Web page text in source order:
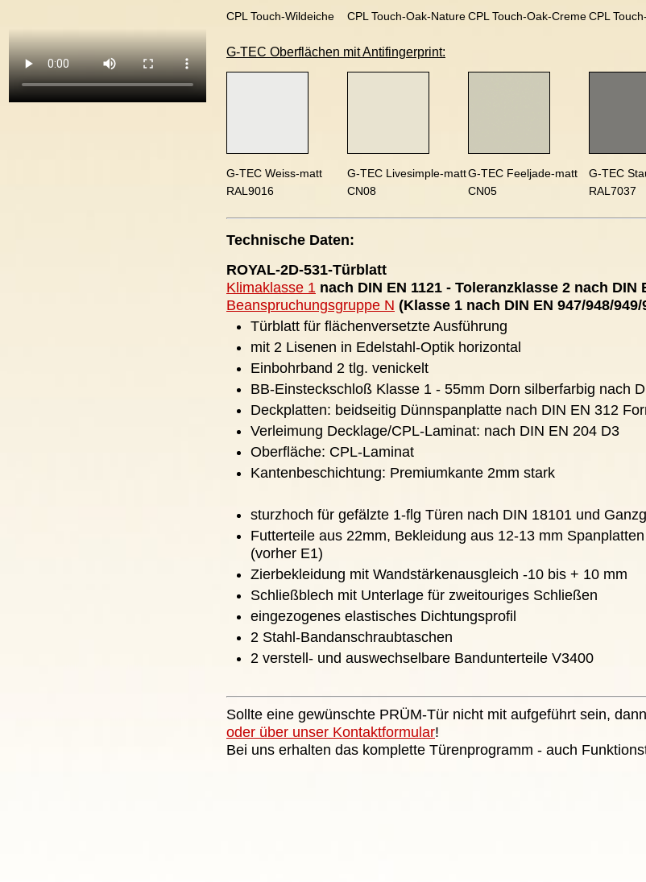
CPL Touch-Wildeiche CPL Touch-Oak-NatureCPL Touch-Oak-CremeCPL
G-TEC Oberflächen mit Antifingerprint:
G-TEC Weiss-matt
RAL9016
G-TEC Livesimple-matt
CN08
G-TEC Feeljade-matt
CN05
G-TEC
RAL7037
Technische Daten:
ROYAL-2D-531-Türblatt
Klimaklasse 1 nach DIN EN 1121 - Toleranzklasse 2 nach DIN
Beanspruchungsgruppe N (Klasse 1 nach DIN EN 947/948/949/
Türblatt für flächenversetzte Ausführung
mit 2 Lisenen in Edelstahl-Optik horizontal
Einbohrband 2 tlg. venickelt
BB-Einsteckschloß Klasse 1 - 55mm Dorn silberfarbig nach
Deckplatten: beidseitig Dünnspanplatte nach DIN EN 312
Verleimung Decklage/CPL-Laminat: nach DIN EN 204 D3
Oberfläche: CPL-Laminat
Kantenbeschichtung: Premiumkante 2mm stark
sturzhoch für gefälzte 1-flg Türen nach DIN 18101 und
Futterteile aus 22mm, Bekleidung aus 12-13 mm
(vorher E1)
Zierbekleidung mit Wandstärkenausgleich -10 bis + 10 mm
Schließblech mit Unterlage für zweitouriges Schließen
eingezogenes elastisches Dichtungsprofil
2 Stahl-Bandanschraubtaschen
2 verstell- und auswechselbare Bandunterteile V3400
Sollte eine gewünschte PRÜM-Tür nicht mit aufgeführt sein,
oder über unser Kontaktformular!
Bei uns erhalten das komplette Türenprogramm - auch